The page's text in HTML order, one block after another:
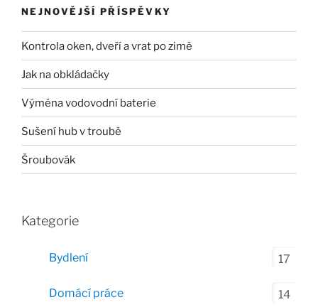
NEJNOVĚJŠÍ PŘÍSPĚVKY
Kontrola oken, dveří a vrat po zimě
Jak na obkládačky
Výměna vodovodní baterie
Sušení hub v troubě
Šroubovák
Kategorie
Bydlení 17
Domácí práce 14